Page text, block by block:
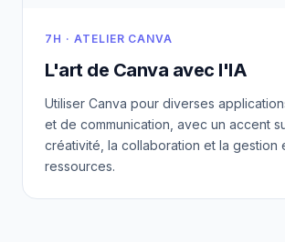
7H · ATELIER CANVA
L'art de Canva avec l'IA
Utiliser Canva pour diverses
et de communication, avec un accent
créativité, la collaboration et la gestion
ressources.